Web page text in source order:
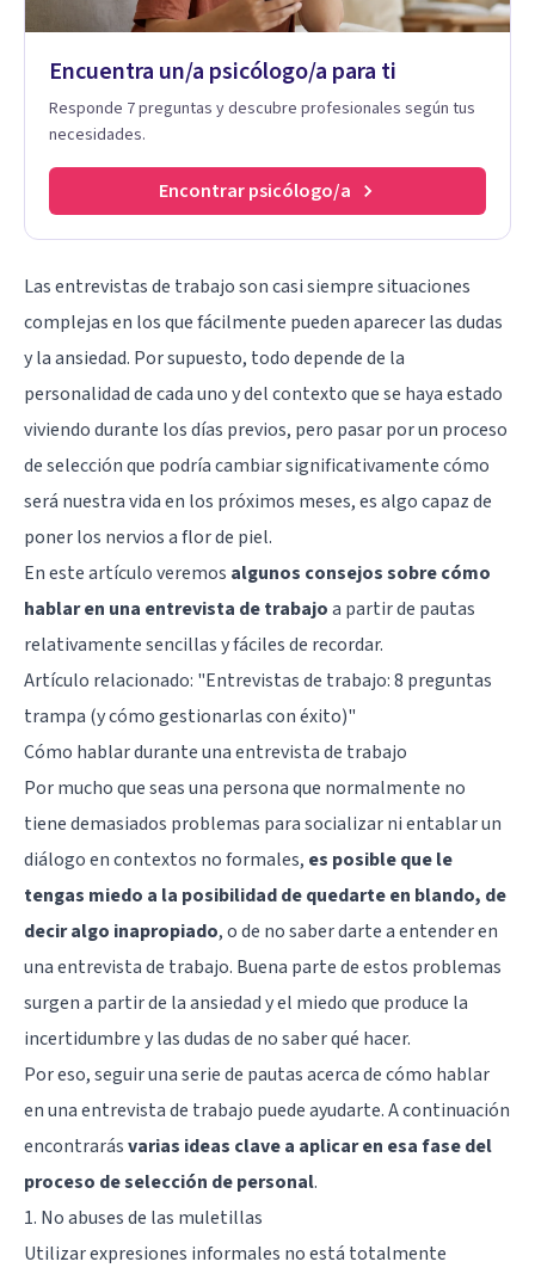
Encuentra un/a psicólogo/a para ti
Responde 7 preguntas y descubre profesionales según tus
necesidades.
Encontrar psicólogo/a
Las entrevistas de trabajo son casi siempre situaciones
complejas en los que fácilmente pueden aparecer las dudas
y la ansiedad. Por supuesto, todo depende de la
personalidad de cada uno y del contexto que se haya estado
viviendo durante los días previos, pero pasar por un proceso
de selección que podría cambiar significativamente cómo
será nuestra vida en los próximos meses, es algo capaz de
poner los nervios a flor de piel.
En este artículo veremos algunos consejos sobre cómo
hablar en una entrevista de trabajoa partir de pautas
relativamente sencillas y fáciles de recordar.
Artículo relacionado: "Entrevistas de trabajo: 8 preguntas
trampa (y cómo gestionarlas con éxito)"
Cómo hablar durante una entrevista de trabajo
Por mucho que seas una persona que normalmente no
tiene demasiados problemas para socializar ni entablar un
diálogo en contextos no formales, es posible que le
tengas miedo a la posibilidad de quedarte en blando, de
decir algo inapropiado, o de no saber darte a entender en
una entrevista de trabajo. Buena parte de estos problemas
surgen a partir de la ansiedad y el miedo que produce la
incertidumbre y las dudas de no saber qué hacer.
Por eso, seguir una serie de pautas acerca de cómo hablar
en una entrevista de trabajo puede ayudarte. A continuación
encontrarásvarias ideas clave a aplicar en esa fase del
proceso de selección de personal.
1. No abuses de las muletillas
Utilizar expresiones informales no está totalmente